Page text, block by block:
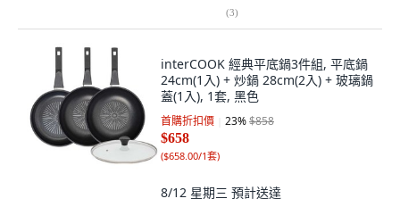
(3)
interCOOK 經典平底鍋3件組, 平底鍋
24cm(1入) + 炒鍋 28cm(2入) + 玻璃鍋
蓋(1入), 1套, 黑色
首購折扣價 23%$858
$658
($658.00/1套)
8/12 星期三 預計送達